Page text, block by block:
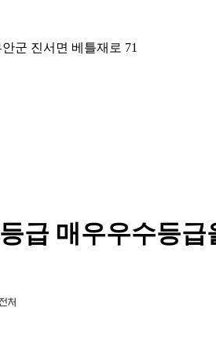
군 진서면 베틀재로 71
급 매우우수등급